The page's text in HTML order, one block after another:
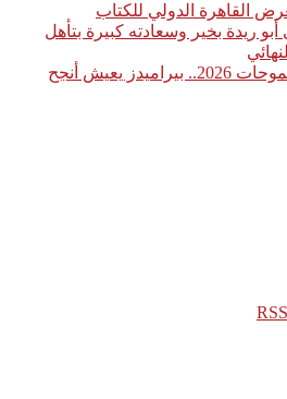
القاهرة الدولي للكتاب
ريدة بخير وسعادته كبيرة بتأهل
بين إنجازات 2025 وطموحات 2026.. بيراميدز يعيش أنجح